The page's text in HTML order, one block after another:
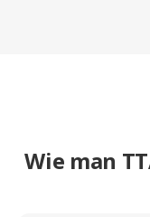
Wie man